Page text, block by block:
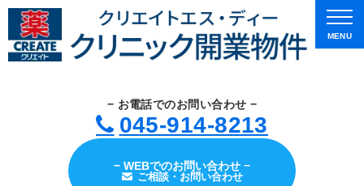
− お電話でのお問い合わせ −
045-914-8213
− WEBでのお問い合わせ −
ご相談・お問い合わせ
MENU